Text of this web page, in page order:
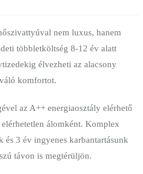
nem luxus, hanem
többletköltség 8-12 év alatt
élvezheti az alacsony
komfortot.
az A++ energiaosztály elérhető
álomként. Komplex
és 3 év ingyenes karbantartásunk
távon is megtérüljön.